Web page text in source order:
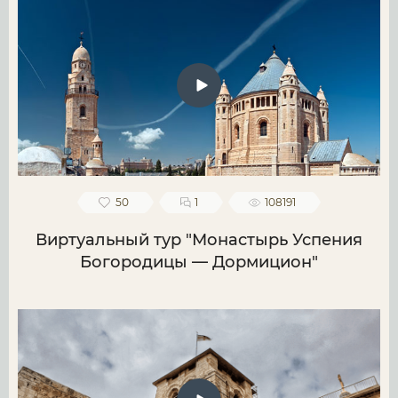
50 1 108191
Виртуальный тур "Монастырь Успения
Богородицы — Дормицион"